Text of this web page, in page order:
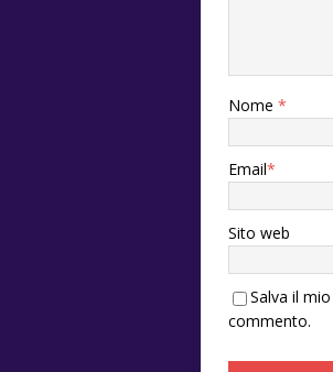
Nome *
Email*
Sito web
Salva il
commento.